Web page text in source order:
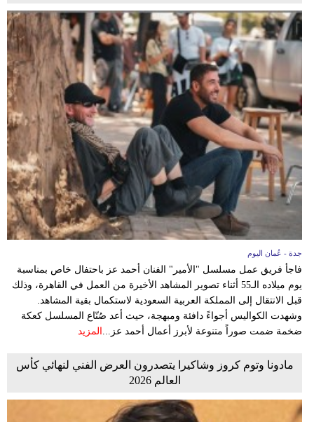
جدة - عُمان اليوم
فاجأ فريق عمل مسلسل "الأمير" الفنان أحمد عز باحتفال خاص بمناسبة
يوم ميلاده الـ55 أثناء تصوير المشاهد الأخيرة من العمل في القاهرة، وذلك
قبل الانتقال إلى المملكة العربية السعودية لاستكمال بقية المشاهد.
وشهدت الكواليس أجواءً دافئة ومبهجة، حيث أعد صُنّاع المسلسل كعكة
ضخمة ضمت صوراً متنوعة لأبرز أعمال أحمد عز... المزيد
مادونا وتوم كروز وشاكيرا يتصدرون العرض الفني لنهائي كأس
العالم 2026